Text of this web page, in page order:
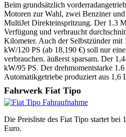
Beim grundsätzlich
Motoren zur Wahl, zwei Benziner
MultiJet Direkteinspritzung. Der 1.3
Verfügung und verbraucht
Kilometer. Auch der Selbstzünder
kW/120 PS (ab 18.190 €) soll nur
verbrauchen. äußerst sparsam. Der
kW/95 PS. Der drehmomentstarke
Automatikgetriebe produziert aus 1,6
Fahrwerk Fiat Tipo
Die Preisliste des Fiat Tipo startet bei
Euro.